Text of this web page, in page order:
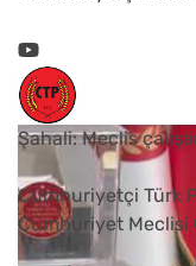
Şahali: Meclis
Cumhuriyetçi Türk
Cumhuriyet Meclisi